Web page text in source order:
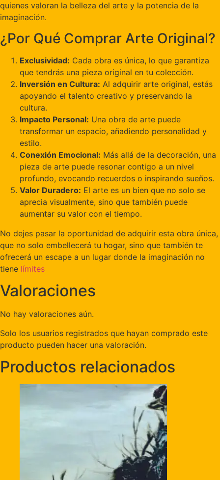
quienes valoran la belleza del arte y la potencia de la
imaginación.
¿Por Qué Comprar Arte Original?
Exclusividad: Cada obra es única, lo que garantiza
que tendrás una pieza original en tu colección.
Inversión en Cultura: Al adquirir arte original, estás
apoyando el talento creativo y preservando la
cultura.
Impacto Personal: Una obra de arte puede
transformar un espacio, añadiendo personalidad y
estilo.
Conexión Emocional: Más allá de la decoración, una
pieza de arte puede resonar contigo a un nivel
profundo, evocando recuerdos o inspirando sueños.
Valor Duradero: El arte es un bien que no solo se
aprecia visualmente, sino que también puede
aumentar su valor con el tiempo.
No dejes pasar la oportunidad de adquirir esta obra única,
que no solo embellecerá tu hogar, sino que también te
ofrecerá un escape a un lugar donde la imaginación no
tiene límites
Valoraciones
No hay valoraciones aún.
Solo los usuarios registrados que hayan comprado este
producto pueden hacer una valoración.
Productos relacionados